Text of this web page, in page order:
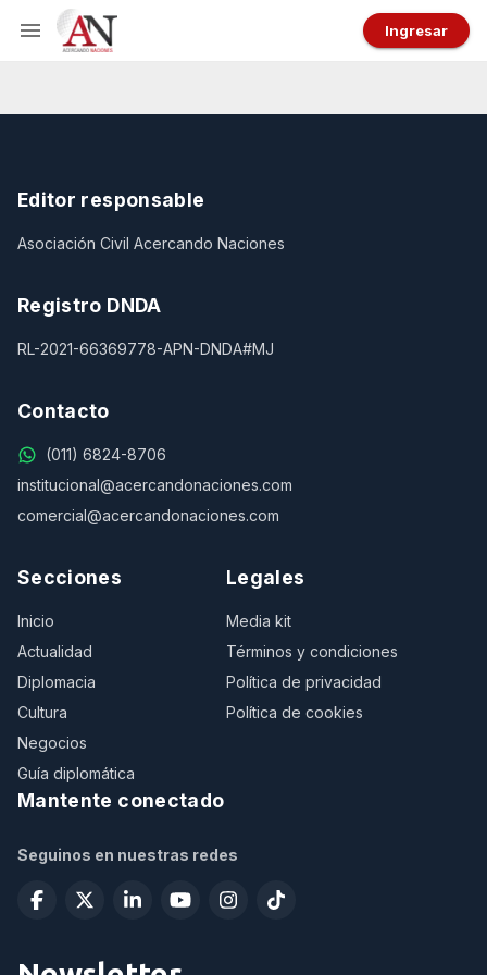
Ingresar
Editor responsable
Asociación Civil Acercando Naciones
Registro DNDA
RL-2021-66369778-APN-DNDA#MJ
Contacto
(011) 6824-8706
institucional@acercandonaciones.com
comercial@acercandonaciones.com
Secciones
Inicio
Actualidad
Diplomacia
Cultura
Negocios
Guía diplomática
Legales
Media kit
Términos y condiciones
Política de privacidad
Política de cookies
Mantente conectado
Seguinos en nuestras redes